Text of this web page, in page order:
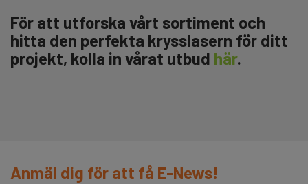
För att utforska vårt sortiment och
hitta den perfekta krysslasern för ditt
projekt, kolla in vårat utbud här.
Anmäl dig för att få E-News!